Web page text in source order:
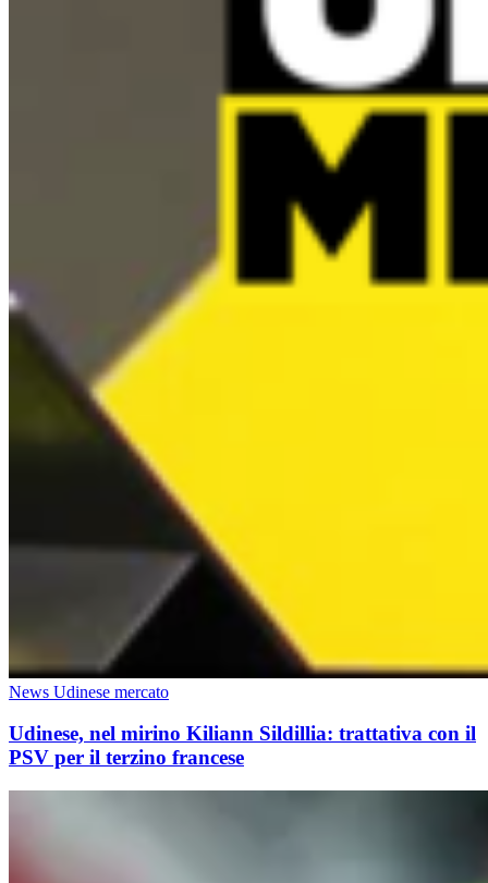
News Udinese mercato
Udinese, nel mirino Kiliann Sildillia: trattativa con il
PSV per il terzino francese